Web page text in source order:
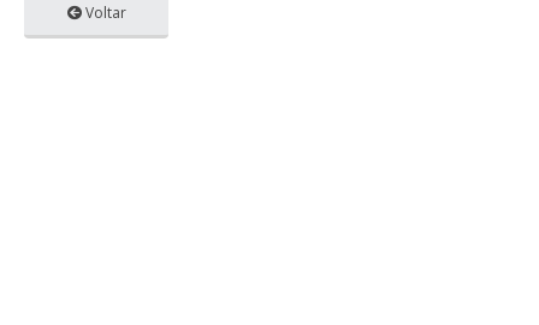
Voltar